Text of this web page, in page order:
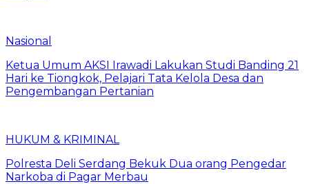
Nasional
Ketua Umum AKSI Irawadi Lakukan Studi Banding 21
Hari ke Tiongkok, Pelajari Tata Kelola Desa dan
Pengembangan Pertanian
HUKUM & KRIMINAL
Polresta Deli Serdang Bekuk Dua orang Pengedar
Narkoba di Pagar Merbau